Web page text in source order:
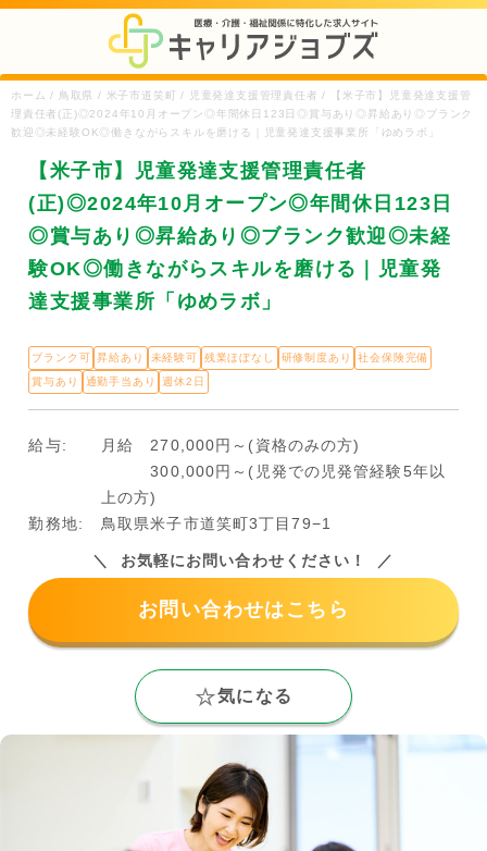
ホーム / 鳥取県 / 米子市道笑町 / 児童発達支援管理責任者 / 【米子市】児童発達支援管
理責任者(正)◎2024年10月オープン◎年間休日123日◎賞与あり◎昇給あり◎ブランク
歓迎◎未経験OK◎働きながらスキルを磨ける｜児童発達支援事業所「ゆめラボ」
【米子市】児童発達支援管理責任者
(正)◎2024年10月オープン◎年間休日123日
◎賞与あり◎昇給あり◎ブランク歓迎◎未経
験OK◎働きながらスキルを磨ける｜児童発
達支援事業所「ゆめラボ」
ブランク可 昇給あり 未経験可 残業ほぼなし 研修制度あり
社会保険完備
賞与あり
通勤手当あり 週休2日
給与:
月給 270,000円～(資格のみの方)
300,000円～(児発での児発管経験5年以
上の方)
勤務地:
鳥取県米子市道笑町3丁目79−1
お気軽にお問い合わせください！
お問い合わせはこちら
気になる